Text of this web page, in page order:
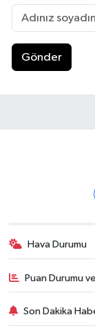
Gönder
Hava Durumu
Puan Durumu
Son Dakika